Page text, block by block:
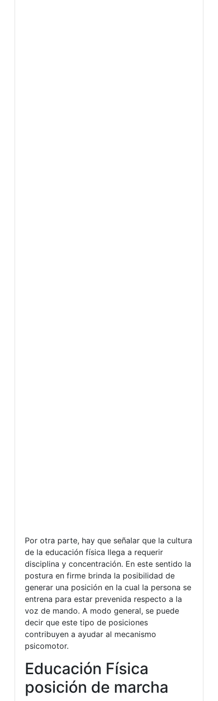
Por otra parte, hay que señalar que la cultura
de la educación física llega a requerir
disciplina y concentración. En este sentido la
postura en firme brinda la posibilidad de
generar una posición en la cual la persona se
entrena para estar prevenida respecto a la
voz de mando. A modo general, se puede
decir que este tipo de posiciones
contribuyen a ayudar al mecanismo
psicomotor.
Educación Física
posición de marcha